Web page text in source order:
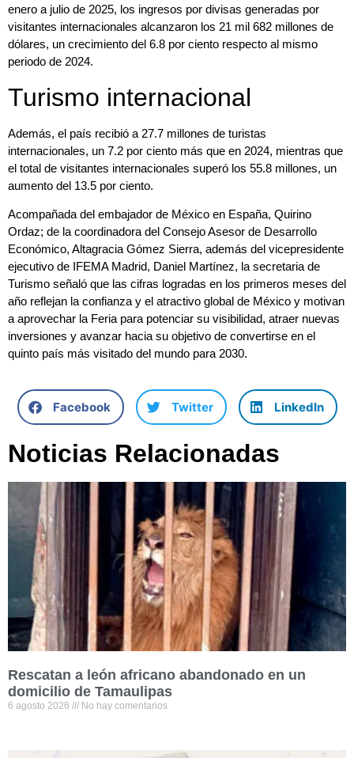
enero a julio de 2025, los ingresos por divisas generadas por
visitantes internacionales alcanzaron los 21 mil 682 millones de
dólares, un crecimiento del 6.8 por ciento respecto al mismo
periodo de 2024.
Turismo internacional
Además, el país recibió a 27.7 millones de turistas
internacionales, un 7.2 por ciento más que en 2024, mientras que
el total de visitantes internacionales superó los 55.8 millones, un
aumento del 13.5 por ciento.
Acompañada del embajador de México en España, Quirino
Ordaz; de la coordinadora del Consejo Asesor de Desarrollo
Económico, Altagracia Gómez Sierra, además del vicepresidente
ejecutivo de IFEMA Madrid, Daniel Martínez, la secretaria de
Turismo señaló que las cifras logradas en los primeros meses del
año reflejan la confianza y el atractivo global de México y motivan
a aprovechar la Feria para potenciar su visibilidad, atraer nuevas
inversiones y avanzar hacia su objetivo de convertirse en el
quinto país más visitado del mundo para 2030.
Facebook Twitter LinkedIn
Noticias Relacionadas
Rescatan a león africano abandonado en un
domicilio de Tamaulipas
6 agosto 2026 No hay comentarios